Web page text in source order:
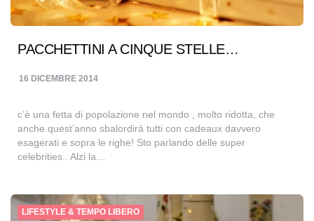
PACCHETTINI A CINQUE STELLE…
16 DICEMBRE 2014
c’è una fetta di popolazione nel mondo , molto ridotta, che
anche quest’anno sbalordirà tutti con cadeaux davvero
esagerati e sopra le righe! Sto parlando delle super
celebrities.. Alzi la…
LIFESTYLE & TEMPO LIBERO